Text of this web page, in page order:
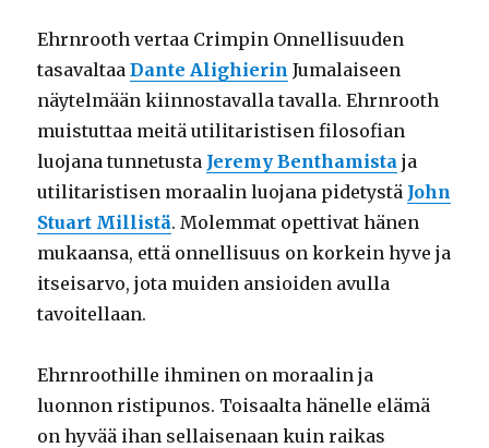
Ehrnrooth vertaa Crimpin Onnellisuuden
tasavaltaaDante Alighierin Jumalaiseen
näytelmään kiinnostavalla tavalla. Ehrnrooth
muistuttaa meitä utilitaristisen filosofian
luojana tunnetusta Jeremy Benthamista ja
utilitaristisen moraalin luojana pidetystä John
Stuart Millistä. Molemmat opettivat hänen
mukaansa, että onnellisuus on korkein hyve ja
itseisarvo, jota muiden ansioiden avulla
tavoitellaan.
Ehrnroothille ihminen on moraalin ja
luonnon ristipunos. Toisaalta hänelle elämä
on hyvää ihan sellaisenaan kuin raikas